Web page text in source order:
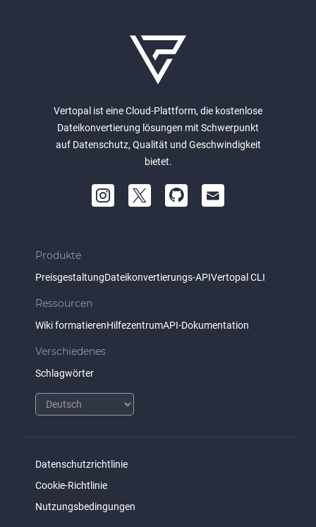
Vertopal ist eine Cloud-Plattform, die kostenlose
Dateikonvertierung lösungen mit Schwerpunkt
auf Datenschutz, Qualität und Geschwindigkeit
bietet.
Produkte
PreisgestaltungDateikonvertierungs-APIVertopal CLI
Ressourcen
Wiki formatierenHilfezentrumAPI-Dokumentation
Verschiedenes
Schlagwörter
Datenschutzrichtlinie
Cookie-Richtlinie
Nutzungsbedingungen